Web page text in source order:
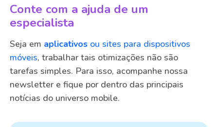
Conte com a ajuda de um
especialista
Seja em aplicativos ou sites para dispositivos
móveis, trabalhar tais otimizações não são
tarefas simples. Para isso, acompanhe nossa
newsletter e fique por dentro das principais
notícias do universo mobile.